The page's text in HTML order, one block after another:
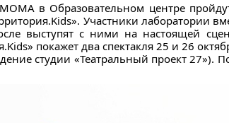
в Образовательном центре
Участники лаборатории
выступят с ними на настоящей
покажет два спектакля 25 и 26
студии «Театральный проект 27»).